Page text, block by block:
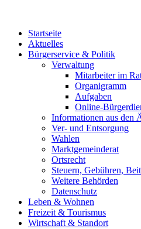
Startseite
Aktuelles
Bürgerservice & Politik
Verwaltung
Mitarbeiter im
Organigramm
Aufgaben
Online-
Informationen aus den
Ver- und Entsorgung
Wahlen
Marktgemeinderat
Ortsrecht
Steuern, Gebühren,
Weitere Behörden
Datenschutz
Leben & Wohnen
Freizeit & Tourismus
Wirtschaft & Standort